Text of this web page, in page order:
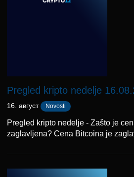
Pregled kripto nedelje
16. август Novosti
Pregled kripto nedelje - Zašto je
zaglavljena? Cena Bitcoina je